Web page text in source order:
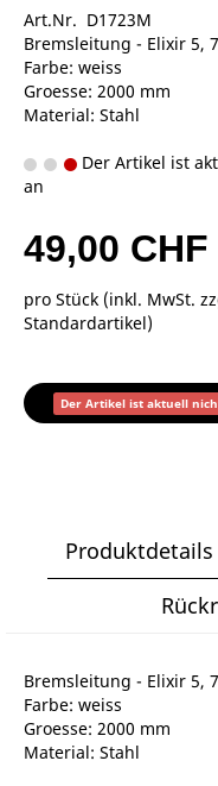
Art.Nr. D1723M
Bremsleitung - Elixir 5,
Farbe: weiss
Groesse: 2000 mm
Material: Stahl
Der Artikel ist
an
49,00 CHF
pro Stück (inkl. MwSt.
Standardartikel)
Der Artikel ist aktuell
Produktdetails
Bremsleitung - Elixir 5,
Farbe: weiss
Groesse: 2000 mm
Material: Stahl